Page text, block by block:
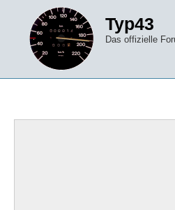
Typ43
Das offizielle